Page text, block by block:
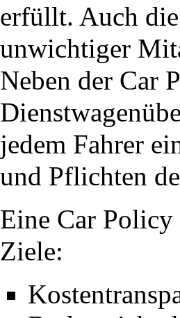
erfüllt. Auch
unwichtiger
Neben der Car
jedem Fahrer
und Pflichten
Eine Car
Ziele: